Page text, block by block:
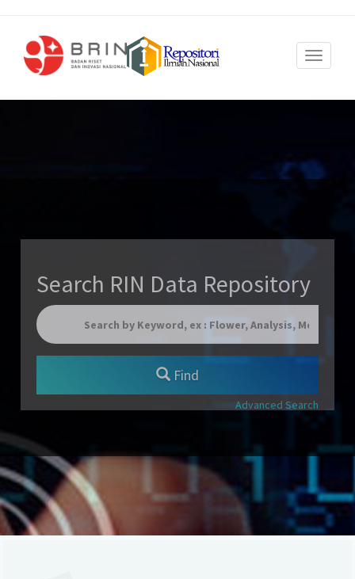
Toggle
Search RIN Data Repository
Find
Advanced Search